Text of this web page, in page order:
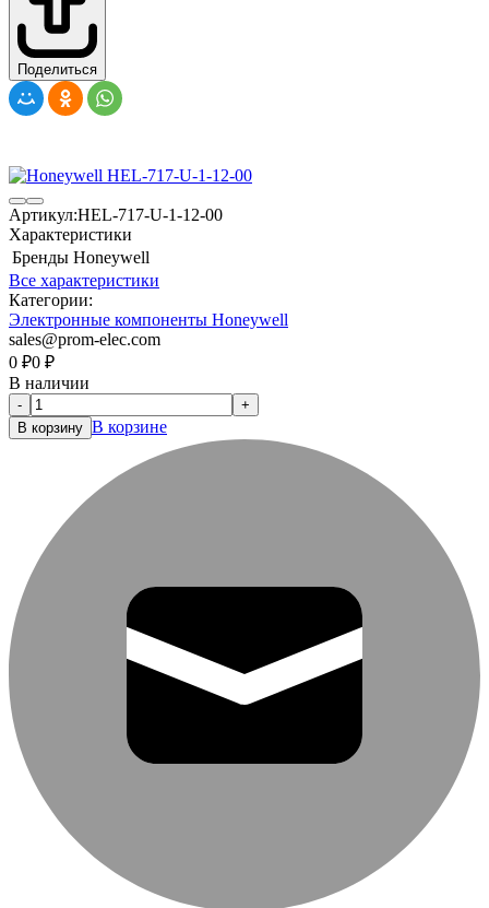
Поделиться
Артикул:HEL-717-U-1-12-00
Характеристики
Бренды Honeywell
Все характеристики
Категории:
Электронные компоненты Honeywell
sales@prom-elec.com
0 ₽0 ₽
В наличии
-
+
В корзину В корзине